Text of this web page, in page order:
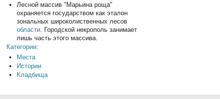
Лесной массив "Марьина роща"
охраняется государством как эталон
зональных широколиственных лесов
области. Городской некрополь занимает
лишь часть этого массива.
Категории:
Места
Истории
Кладбища